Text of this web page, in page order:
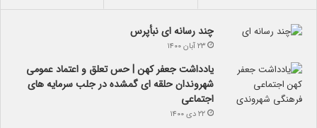
چند رسانه ای نبأپرس
۲۳ آبان ۱۴۰۰
یادداشت جعفر کهن | حس تعلق و اعتماد عمومی
شهروندان حلقه ای گمشده در جلب سرمایه های
اجتماعی
۲۲ دی ۱۴۰۰